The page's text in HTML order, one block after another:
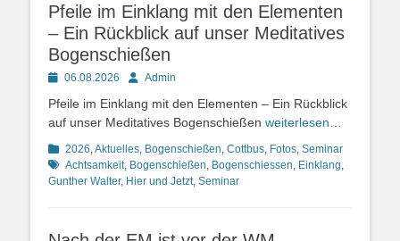
Pfeile im Einklang mit den Elementen
– Ein Rückblick auf unser Meditatives
Bogenschießen
Posted06.08.2026 AutorAdmin
Pfeile im Einklang mit den Elementen – Ein Rückblick
auf unser Meditatives Bogenschießen weiterlesen…
Kategorien
2026 Aktuelles Bogenschießen Cottbus Fotos Seminar
Achtsamkeit, Bogenschießen Bogenschiessen Einklang
Gunther Walter, Hier und Jetzt, Seminar